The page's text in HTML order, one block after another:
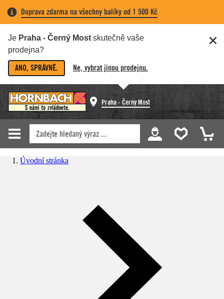
Doprava zdarma na všechny balíky od 1 500 Kč
Je Praha - Černý Most skutečně vaše
prodejna?
ANO, SPRÁVNĚ. Ne, vybrat jinou prodejnu.
Praha - Černý Most
Úvodní stránka